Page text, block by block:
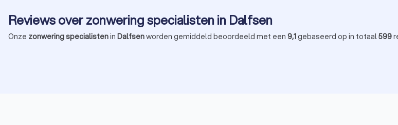
Reviews over zonwering specialisten in Dalfsen
Onze zonwering specialistenin Dalfsenworden gemiddeld beoordeeld met een 9,1gebaseerd op in totaal599